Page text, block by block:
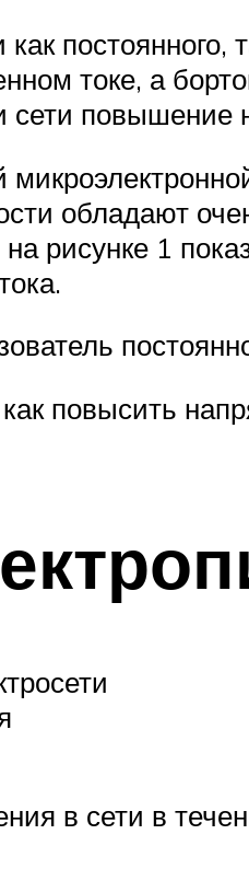
токе, а
сети
обладают
рисунке 1
повысить
в сети в